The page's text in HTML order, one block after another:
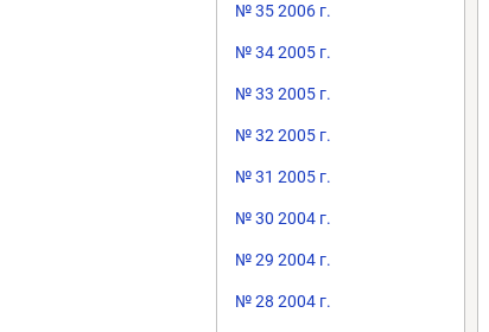
№ 35 2006 г.
№ 34 2005 г.
№ 33 2005 г.
№ 32 2005 г.
№ 31 2005 г.
№ 30 2004 г.
№ 29 2004 г.
№ 28 2004 г.